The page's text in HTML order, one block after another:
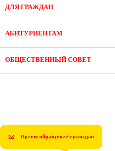
ДЛЯ ГРАЖДАН
АБИТУРИЕНТАМ
ОБЩЕСТВЕННЫЙ СОВЕТ